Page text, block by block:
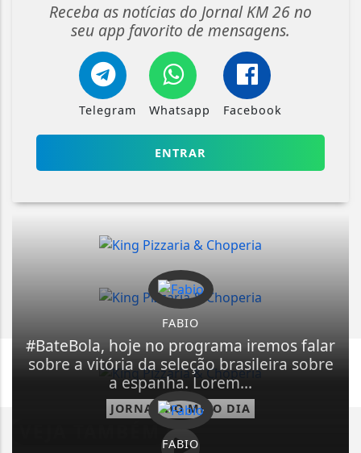
Receba as notícias do Jornal KM 26 no
seu app favorito de mensagens.
Telegram Whatsapp Facebook
ENTRAR
VEJA TAMBÉM
FABIO
#BateBola, hoje no programa iremos falar
sobre a vitória da seleção brasileira sobre
a espanha. Lorem...
JORNAL DO MEIO DIA
FABIO